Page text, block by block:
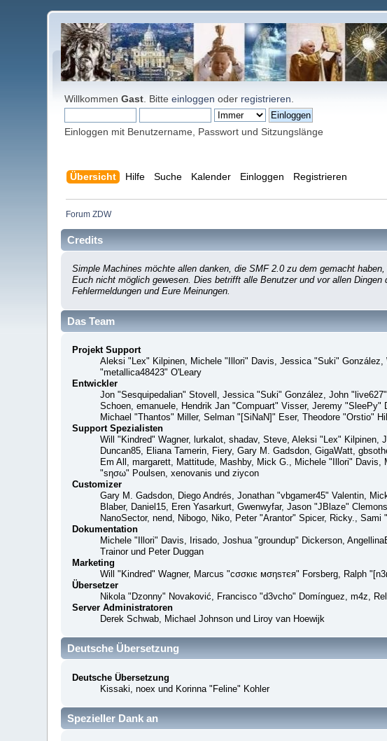
WillkommenGast . Bitteeinloggen oder registrieren
Einloggen mit Benutzername, Passwort und Sitzungslänge
Übersicht Hilfe Suche Kalender Einloggen Registrieren
Forum ZDW
Credits
Simple Machines möchte allen danken, die SMF 2.0 zu dem gemacht
Euch nicht möglich gewesen. Dies betrifft alle Benutzer und vor allen
Fehlermeldungen und Eure Meinungen.
Das Team
Projekt Support
Aleksi "Lex" Kilpinen, Michele "Illori" Davis, Jessica "Suki"
"metallica48423" O'Leary
Entwickler
Jon "Sesquipedalian" Stovell, Jessica "Suki" González, John
Schoen, emanuele, Hendrik Jan "Compuart" Visser, Jeremy
Michael "Thantos" Miller, Selman "[SiNaN]" Eser, Theodore "Orstio"
Support Spezialisten
Will "Kindred" Wagner, lurkalot, shadav, Steve, Aleksi "Lex"
Duncan85, Eliana Tamerin, Fiery, Gary M. Gadsdon, GigaWatt,
Em All, margarett, Mattitude, Mashby, Mick G., Michele "Illori"
"sησω" Poulsen, xenovanis und ziycon
Customizer
Gary M. Gadsdon, Diego Andrés, Jonathan "vbgamer45" Valentin,
Blaber, Daniel15, Eren Yasarkurt, Gwenwyfar, Jason "JBlaze"
NanoSector, nend, Nibogo, Niko, Peter "Arantor" Spicer, Ricky.,
Dokumentation
Michele "Illori" Davis, Irisado, Joshua "groundup" Dickerson,
Trainor und Peter Duggan
Marketing
Will "Kindred" Wagner, Marcus "cσσкιє мσηѕтєя" Forsberg, Ralph
Übersetzer
Nikola "Dzonny" Novaković, Francisco "d3vcho" Domínguez, m4z,
Server Administratoren
Derek Schwab, Michael Johnson und Liroy van Hoewijk
Deutsche Übersetzung
Deutsche Übersetzung
Kissaki, noex und Korinna "Feline" Kohler
Spezieller Dank an